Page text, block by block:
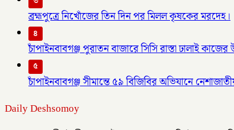
ব্রহ্মপুত্রে নিখোঁজের তিন দিন পর মিলল কৃষকের মরদেহ।
৪
চাঁপাইনবাবগঞ্জ পুরাতন বাজারে সিসি রাস্তা ঢালাই
৫
চাঁপাইনবাবগঞ্জ সীমান্তে ৫৯ বিজিবির অভিযানে
Daily Deshsomoy